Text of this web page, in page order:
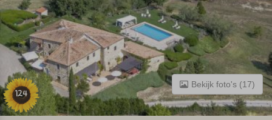
124
Bekijk foto's (17)